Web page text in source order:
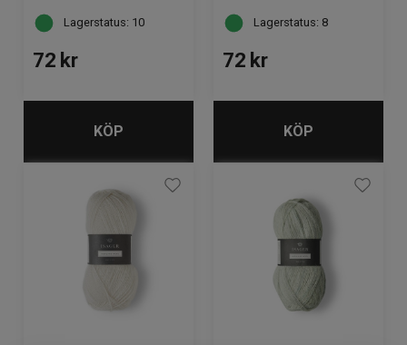
Lagerstatus: 10
72 kr
KÖP
Lagerstatus: 8
72 kr
KÖP